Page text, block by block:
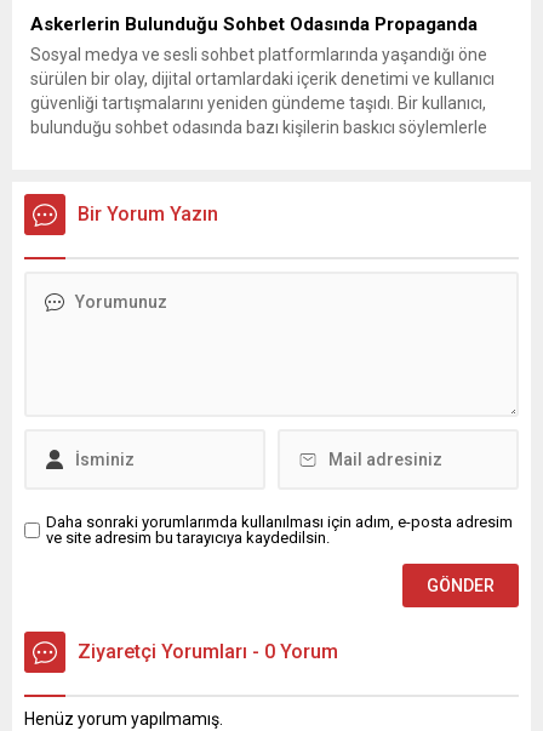
Askerlerin Bulunduğu Sohbet Odasında Propaganda
Sosyal medya ve sesli sohbet platformlarında yaşandığı öne
sürülen bir olay, dijital ortamlardaki içerik denetimi ve kullanıcı
güvenliği tartışmalarını yeniden gündeme taşıdı. Bir kullanıcı,
bulunduğu sohbet odasında bazı kişilerin baskıcı söylemlerle
sesli sohbet platformunda gerçekleştirilen bir...
Bir Yorum Yazın
Daha sonraki yorumlarımda kullanılması için adım, e-posta adresim
ve site adresim bu tarayıcıya kaydedilsin.
Ziyaretçi Yorumları - 0 Yorum
Henüz yorum yapılmamış.